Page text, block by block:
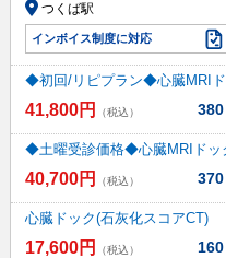
つくば駅
インボイス制度に対応
◆初回/リピプラン◆心臓MRIド
41,800円 （税込） 380
◆土曜受診価格◆心臓MRIドッ
40,700円 （税込） 370
心臓ドック(石灰化スコアCT)
17,600円 （税込） 160